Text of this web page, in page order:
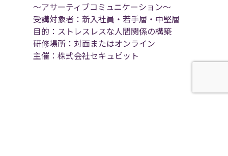
～アサーティブコミュニケーション～
受講対象者：新入社員・若手層・中堅層
目的：ストレスレスな人間関係の構築
研修場所：対面またはオンライン
主催：株式会社セキュビット